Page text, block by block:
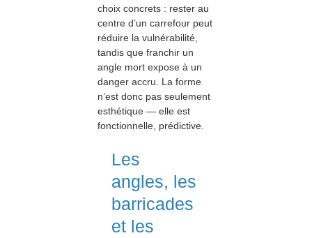
choix concrets : rester au
centre d’un carrefour peut
réduire la vulnérabilité,
tandis que franchir un
angle mort expose à un
danger accru. La forme
n’est donc pas seulement
esthétique — elle est
fonctionnelle, prédictive.
Les
angles, les
barricades
et les